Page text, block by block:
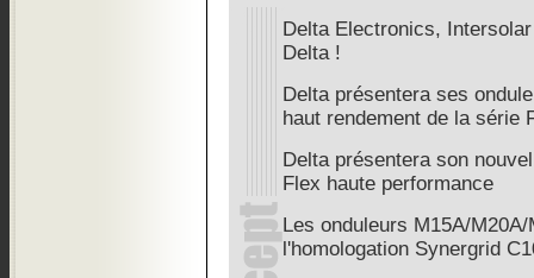
Delta Electronics,
Delta !
Delta présentera ses
haut rendement de la série
Delta présentera son
Flex haute performance
Les onduleurs M15A/
l'homologation Synergrid